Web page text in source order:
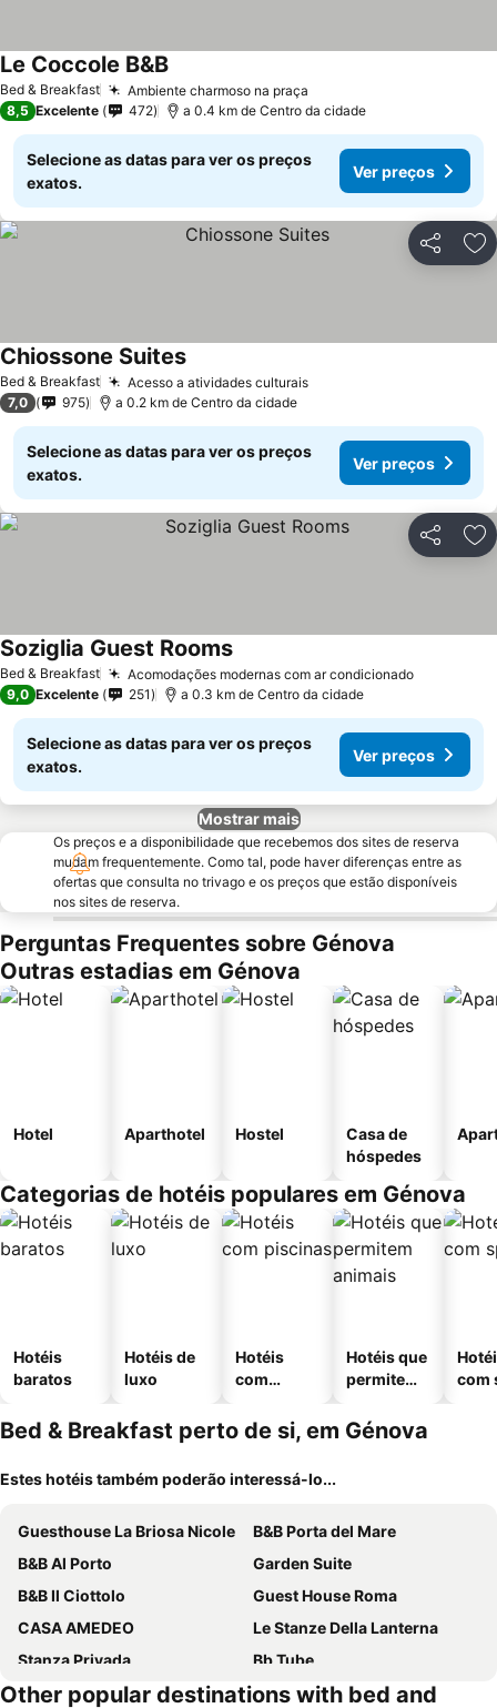
Bed & Breakfast Ambiente charmoso na praça
Le Coccole B&BVer preços
8,5 Excelente 472 a 0.4 km de Centro da cidade
Selecione as datas para ver os preços
exatos.
Ver preços
Partilhar
Bed & Breakfast Acesso a atividades culturaisVer preços
Chiossone SuitesVer preços
7,0 975 a 0.2 km de Centro da cidade
Selecione as datas para ver os preços
exatos.
Ver preços
Partilhar
Bed & Breakfast Acomodações modernas com ar condicionadoVer
Soziglia Guest RoomsVer preços
9,0 Excelente 251 a 0.3 km de Centro da cidade
Selecione as datas para ver os preços
exatos.
Ver preços
Mostrar mais
Os preços e a disponibilidade que recebemos dos sites de reserva
mudam frequentemente. Como tal, pode haver diferenças entre as
ofertas que consulta no trivago e os preços que estão disponíveis
nos sites de reserva.
Perguntas Frequentes sobre Génova
Outras estadias em Génova
Hotel Aparthotel Hostel
Casa de
hóspedes
Categorias de hotéis populares em Génova
Hotéis
baratos
Hotéis de
luxo
Hotéis
com
Hotéis que
permitem
com
Bed & Breakfast perto de si, em Génova
Estes hotéis também poderão interessá-lo...
Guesthouse La Briosa Nicole
B&B Porta del Mare
B&B Al Porto
Garden Suite
B&B Il Ciottolo
Guest House Roma
CASA AMEDEO
Le Stanze Della Lanterna
Stanza Privada
Bb Tube
B&B Gaslini & Mare (anche con uso cucina)
Check-Inn Rooms 19
Other popular destinations with bed and